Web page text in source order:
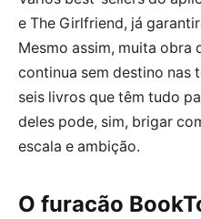
e The Girlfriend, já
Mesmo assim, muita obra
continua sem destino nas
seis livros que têm tudo
deles pode, sim, brigar
escala e ambição.
O furacão